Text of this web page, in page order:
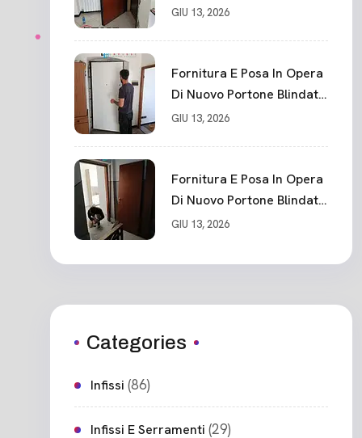
La Spezia
GIU 13, 2026
Fornitura E Posa In Opera
Di Nuovo Portone Blindato
Classe 3 Sicurezza
GIU 13, 2026
Fornitura E Posa In Opera
Di Nuovo Portone Blindato
Ceparana
GIU 13, 2026
Categories
Infissi (86)
Infissi E Serramenti (29)